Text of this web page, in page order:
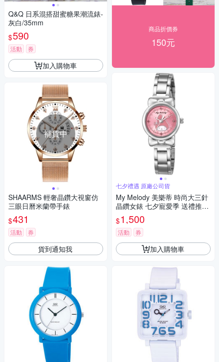
Q&Q 日系混搭甜蜜糖果潮流錶-
灰白/35mm
$590
活動 券
加入購物車
補貨中
SHAARMS 輕奢晶鑽大視窗仿
三眼日曆米蘭帶手錶
$431
活動 券
貨到通知我
商品折價券
150元
七夕禮遇 原廠公司貨
My Melody 美樂蒂 時尚大三針
晶鑽女錶 七夕寵愛季 送禮推
薦-銀x桃粉/27mm LK697LWPI
$1,500
活動 券
加入購物車